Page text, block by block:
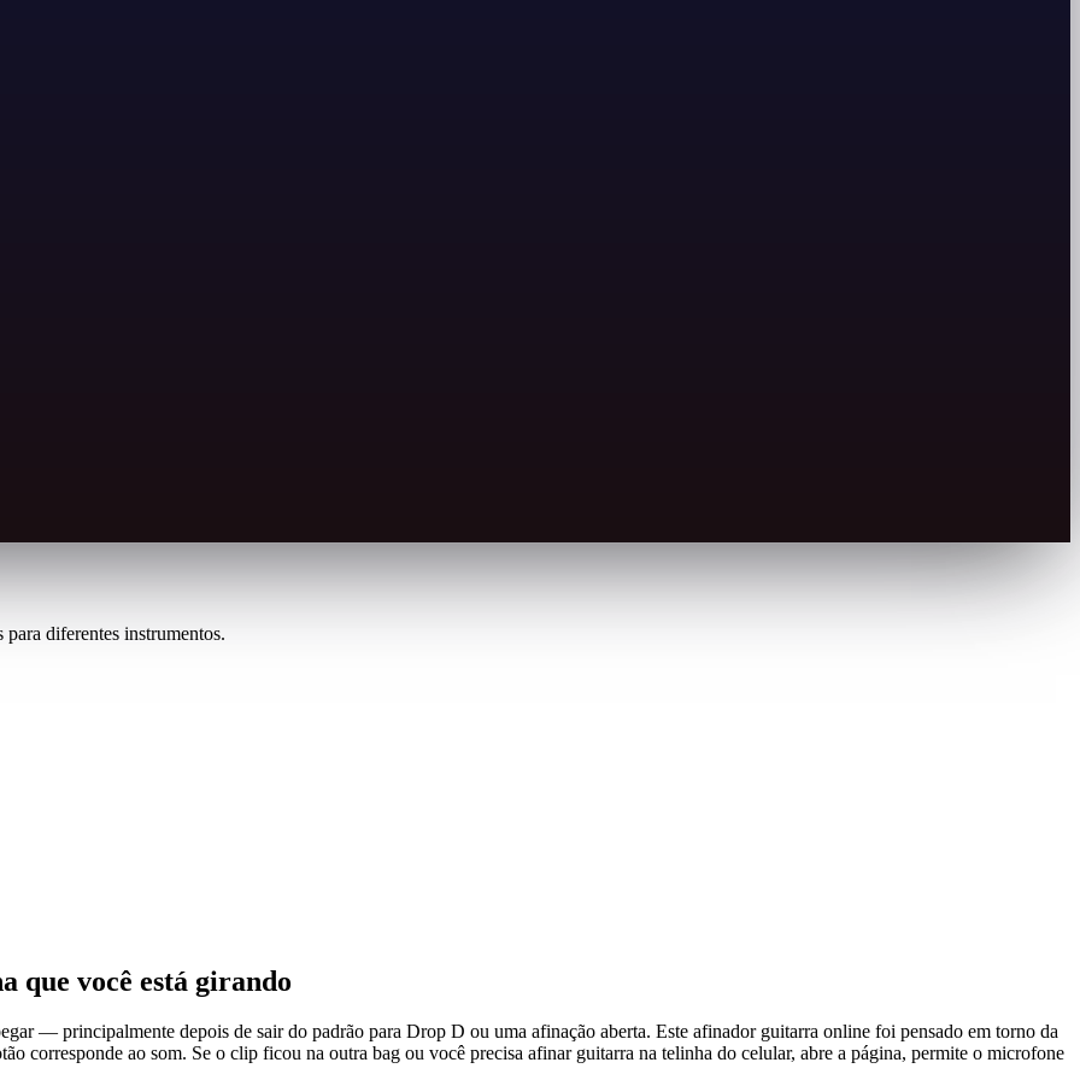
para diferentes instrumentos.
que você está girando
— principalmente depois de sair do padrão para Drop D ou uma afinação aberta. Este afinador guitarra online foi pensado em torno da
corresponde ao som. Se o clip ficou na outra bag ou você precisa afinar guitarra na telinha do celular, abre a página, permite o microfone